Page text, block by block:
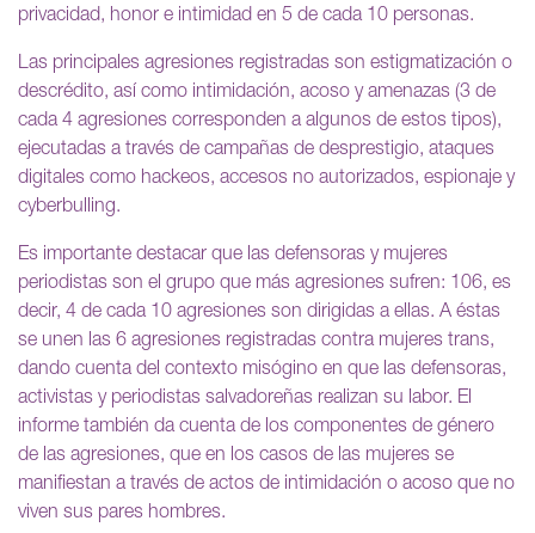
privacidad, honor e intimidad en 5 de cada 10 personas.
Las principales agresiones registradas son estigmatización o
descrédito, así como intimidación, acoso y amenazas (3 de
cada 4 agresiones corresponden a algunos de estos tipos),
ejecutadas a través de campañas de desprestigio, ataques
digitales como hackeos, accesos no autorizados, espionaje y
cyberbulling.
Es importante destacar que las defensoras y mujeres
periodistas son el grupo que más agresiones sufren: 106, es
decir, 4 de cada 10 agresiones son dirigidas a ellas. A éstas
se unen las 6 agresiones registradas contra mujeres trans,
dando cuenta del contexto misógino en que las defensoras,
activistas y periodistas salvadoreñas realizan su labor. El
informe también da cuenta de los componentes de género
de las agresiones, que en los casos de las mujeres se
manifiestan a través de actos de intimidación o acoso que no
viven sus pares hombres.